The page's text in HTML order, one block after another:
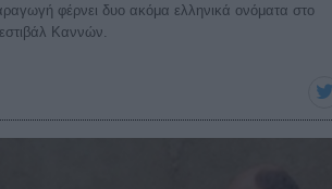
φέρνει δυο ακόμα ελληνικά ονόματα στο
Καννών.